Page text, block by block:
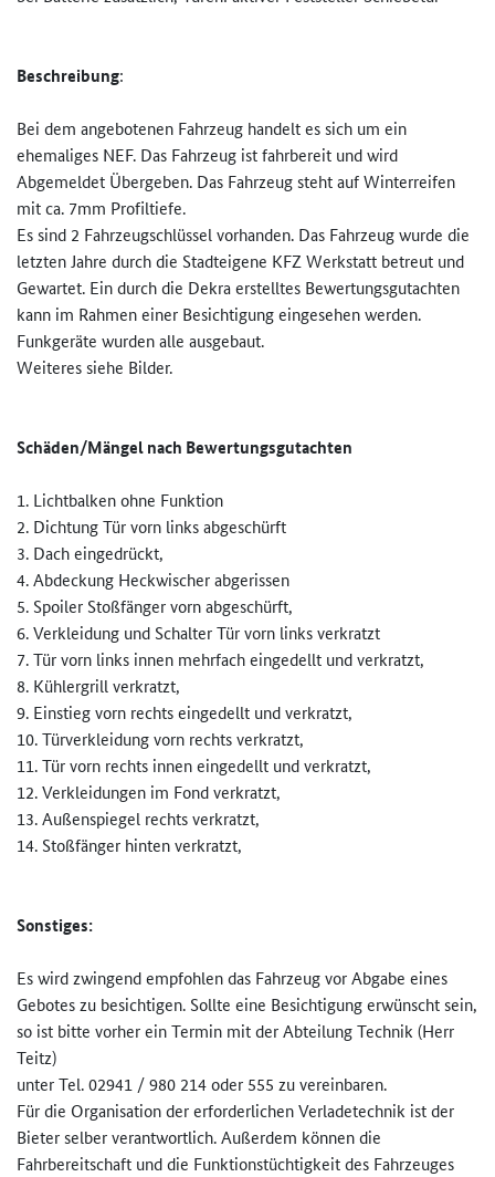
Beschreibung:
Bei dem angebotenen Fahrzeug handelt es sich um ein
ehemaliges NEF. Das Fahrzeug ist fahrbereit und wird
Abgemeldet Übergeben. Das Fahrzeug steht auf Winterreifen
mit ca. 7mm Profiltiefe.
Es sind 2 Fahrzeugschlüssel vorhanden. Das Fahrzeug wurde die
letzten Jahre durch die Stadteigene KFZ Werkstatt betreut und
Gewartet. Ein durch die Dekra erstelltes Bewertungsgutachten
kann im Rahmen einer Besichtigung eingesehen werden.
Funkgeräte wurden alle ausgebaut.
Weiteres siehe Bilder.
Schäden/Mängel nach Bewertungsgutachten
1. Lichtbalken ohne Funktion
2. Dichtung Tür vorn links abgeschürft
3. Dach eingedrückt,
4. Abdeckung Heckwischer abgerissen
5. Spoiler Stoßfänger vorn abgeschürft,
6. Verkleidung und Schalter Tür vorn links verkratzt
7. Tür vorn links innen mehrfach eingedellt und verkratzt,
8. Kühlergrill verkratzt,
9. Einstieg vorn rechts eingedellt und verkratzt,
10. Türverkleidung vorn rechts verkratzt,
11. Tür vorn rechts innen eingedellt und verkratzt,
12. Verkleidungen im Fond verkratzt,
13. Außenspiegel rechts verkratzt,
14. Stoßfänger hinten verkratzt,
Sonstiges:
Es wird zwingend empfohlen das Fahrzeug vor Abgabe eines
Gebotes zu besichtigen. Sollte eine Besichtigung erwünscht sein,
so ist bitte vorher ein Termin mit der Abteilung Technik (Herr
Teitz)
unter Tel. 02941 / 980 214 oder 555 zu vereinbaren.
Für die Organisation der erforderlichen Verladetechnik ist der
Bieter selber verantwortlich. Außerdem können die
Fahrbereitschaft und die Funktionstüchtigkeit des Fahrzeuges